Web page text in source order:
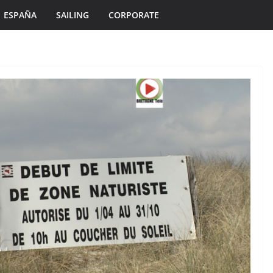
ESPAÑA SAILING CORPORATE
Île de Hoëdic |
2 août 2026 Bretagne Télé